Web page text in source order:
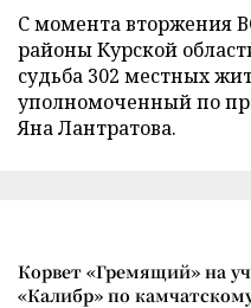
С момента вторжения
районы Курской
судьба 302 местных
уполномоченный по
Яна Лантратова.
Корвет «Гремящий» на
«Калибр» по